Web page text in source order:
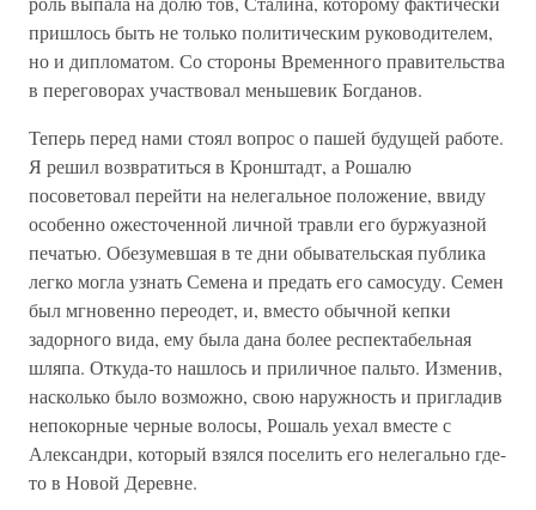
пришлось быть не только политическим руководителем,
но и дипломатом. Со стороны Временного правительства
в переговорах участвовал меньшевик Богданов.
Теперь перед нами стоял вопрос о пашей будущей работе.
Я решил возвратиться в Кронштадт, а Рошалю
посоветовал перейти на нелегальное положение, ввиду
особенно ожесточенной личной травли его буржуазной
печатью. Обезумевшая в те дни обывательская публика
легко могла узнать Семена и предать его самосуду. Семен
был мгновенно переодет, и, вместо обычной кепки
задорного вида, ему была дана более респектабельная
шляпа. Откуда-то нашлось и приличное пальто. Изменив,
насколько было возможно, свою наружность и пригладив
непокорные черные волосы, Рошаль уехал вместе с
Александри, который взялся поселить его нелегально где-
то в Новой Деревне.